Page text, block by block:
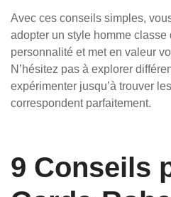
Avec ces conseils simples,
adopter un style homme classe
personnalité et met en valeur
N’hésitez pas à explorer
expérimenter jusqu’à trouver
correspondent parfaitement.
9 Conseils